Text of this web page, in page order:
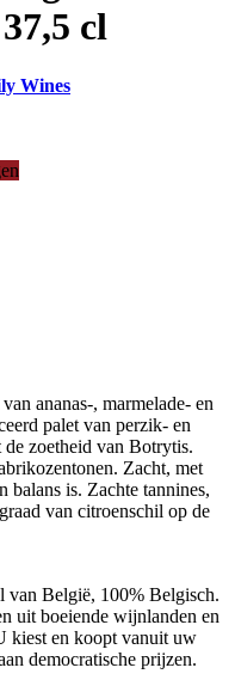
cl
Wines
ananas-, marmelade- en
palet van perzik- en
zoetheid van Botrytis.
Zacht, met
balans is. Zachte tannines,
van citroenschil op de
België, 100% Belgisch.
uit boeiende wijnlanden en
kiest en koopt vanuit uw
democratische prijzen.